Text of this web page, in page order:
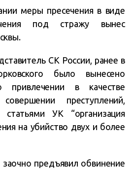
меры пресечения в виде
под стражу вынес
СК России, ранее в
было вынесено
привлечении в качестве
преступлений,
статьями УК “организация
на убийство двух и более
предъявил обвинение